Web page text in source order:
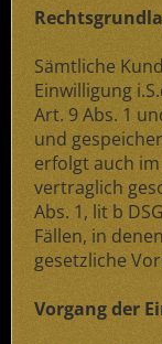
Sämtliche
Einwilligung
Art. 9 Abs. 1
und
erfolgt auch
vertraglich
Abs. 1, lit b
Fällen, in
gesetzliche
Vorgang der